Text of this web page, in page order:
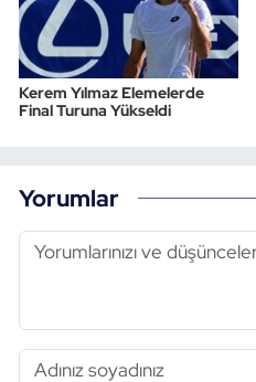
Kerem Yılmaz Elemelerde
Final Turuna Yükseldi
Yorumlar